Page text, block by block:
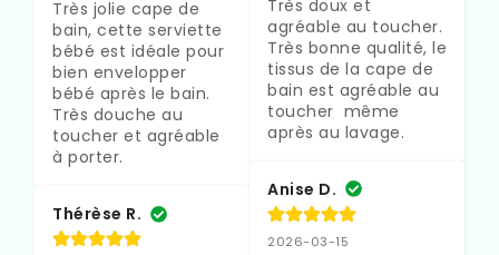
Très jolie cape de
bain, cette serviette
bébé est idéale pour
bien envelopper
bébé après le bain.
Très douche au
toucher et agréable
à porter.
Thérèse R.
Très doux et
agréable au toucher.
Très bonne qualité, le
tissus de la cape de
bain est agréable au
toucher  même
après au lavage.
Anise D.
2026-03-15